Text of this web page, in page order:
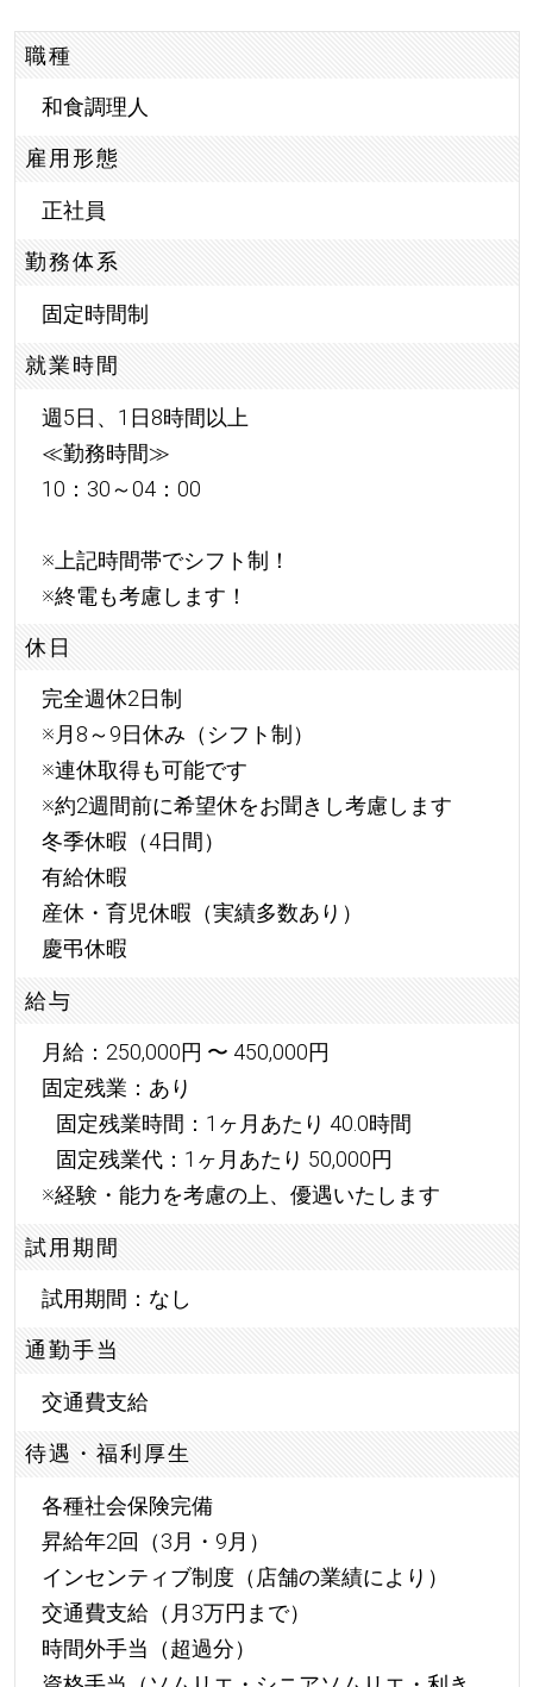
職種
和食調理人
雇用形態
正社員
勤務体系
固定時間制
就業時間
週5日、1日8時間以上
≪勤務時間≫
10：30～04：00
※上記時間帯でシフト制！
※終電も考慮します！
休日
完全週休2日制
※月8～9日休み（シフト制）
※連休取得も可能です
※約2週間前に希望休をお聞きし考慮します
冬季休暇（4日間）
有給休暇
産休・育児休暇（実績多数あり）
慶弔休暇
給与
月給：250,000円 〜 450,000円
固定残業：あり
固定残業時間：1ヶ月あたり 40.0時間
固定残業代：1ヶ月あたり 50,000円
※経験・能力を考慮の上、優遇いたします
試用期間
試用期間：なし
通勤手当
交通費支給
待遇・福利厚生
各種社会保険完備
昇給年2回（3月・9月）
インセンティブ制度（店舗の業績により）
交通費支給（月3万円まで）
時間外手当（超過分）